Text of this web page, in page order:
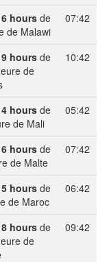
6 hours de
de Malawi
07:42
9 hours de
de
10:42
4 hours de
de Mali
05:42
6 hours de
de Malte
07:42
5 hours de
de Maroc
06:42
8 hours de
de
09:42